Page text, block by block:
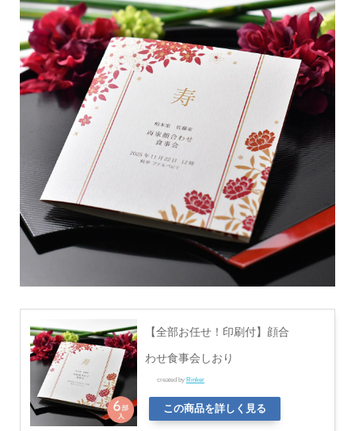
【全部お任せ！印刷付】顔合
わせ食事会しおり
created by Rinker
この商品を詳しく見る